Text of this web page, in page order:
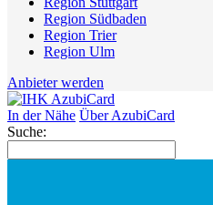
Region Südbaden
Region Trier
Region Ulm
Anbieter werden
In der Nähe Über AzubiCard
Suche: